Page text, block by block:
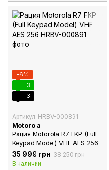
−6%
3
3
Артикул: HRBV-000891
Motorola
Рация Motorola R7 FKP (Full
Keypad Model) VHF AES 256
35 999 грн 38 250 грн
В наличии